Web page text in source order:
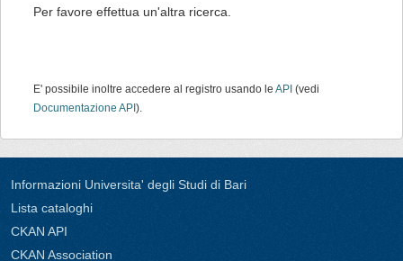
Per favore effettua un'altra ricerca.
E' possibile inoltre accedere al registro usando le API (vedi
Documentazione API ).
Informazioni Universita' degli Studi di Bari
Lista cataloghi
CKAN API
CKAN Association